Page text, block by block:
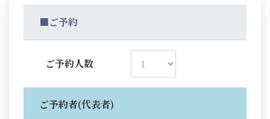
■ご予約
ご予約人数
ご予約者(代表者)